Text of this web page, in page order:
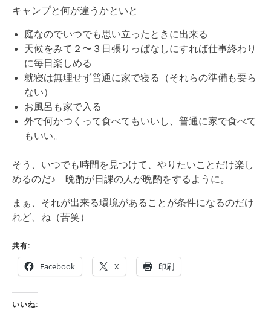
キャンプと何が違うかといと
庭なのでいつでも思い立ったときに出来る
天候をみて２〜３日張りっぱなしにすれば仕事終わり
に毎日楽しめる
就寝は無理せず普通に家で寝る（それらの準備も要ら
ない）
お風呂も家で入る
外で何かつくって食べてもいいし、普通に家で食べて
もいい。
そう、いつでも時間を見つけて、やりたいことだけ楽し
めるのだ♪ 晩酌が日課の人が晩酌をするように。
まぁ、それが出来る環境があることが条件になるのだけ
れど、ね（苦笑）
共有:
Facebook X 印刷
いいね: